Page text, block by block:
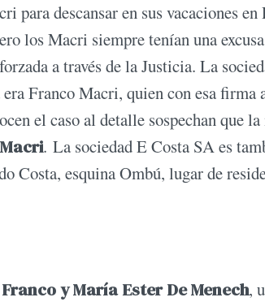
para descansar en sus vacaciones
los Macri siempre tenían una
a través de la Justicia. La
Franco Macri, quien con esa firma
el caso al detalle sospechan que
. La sociedad E Costa SA es
Costa, esquina Ombú, lugar de
y María Ester De Menech,